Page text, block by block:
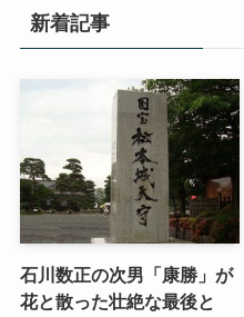
新着記事
石川数正の次男「康勝」が
花と散った壮絶な最後と